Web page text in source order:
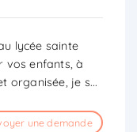
lycée sainte
vos enfants, à
organisée, je s...
une demande